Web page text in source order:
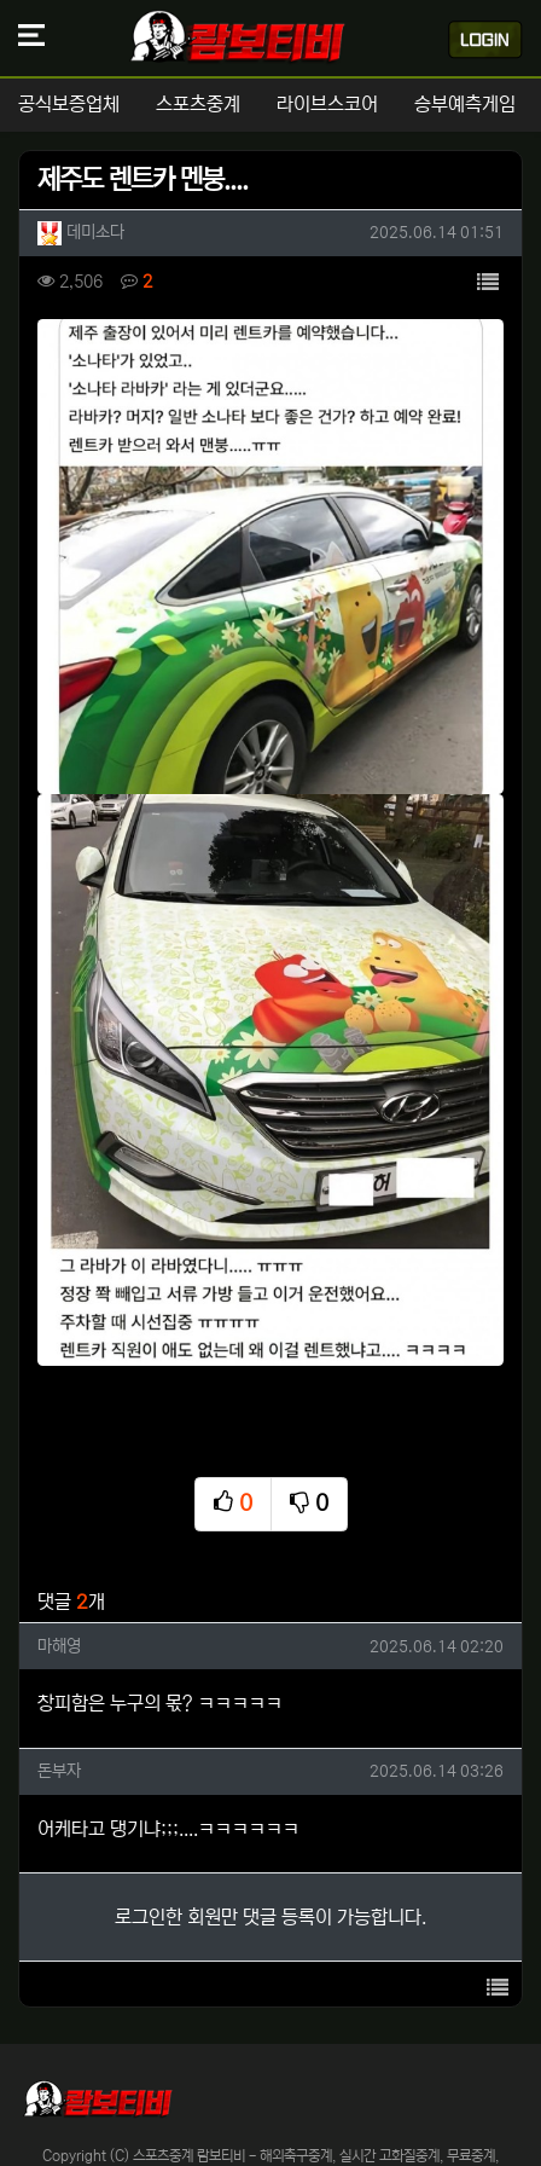
공식보증업체 스포츠중계 라이브스코어 승부예측게임
제주도 렌트카 멘붕....
작성자 정보
데미소다작성 작성일
2025.06.14 01:51
컨텐츠 정보
2,506조회 2댓글 목록
본문
0
추천
0
비추천
댓글 2개
마해영님의 댓글
마해영 작성일
2025.06.14 02:20
창피함은 누구의 몫? ㅋㅋㅋㅋㅋ
돈부자님의 댓글
돈부자 작성일
2025.06.14 03:26
어케타고 댕기냐;;;....ㅋㅋㅋㅋㅋㅋ
로그인한 회원만 댓글 등록이 가능합니다.
목록
Copyright (C) 스포츠중계 람보티비 - 해외축구중계, 실시간 고화질중계, 무료중계,